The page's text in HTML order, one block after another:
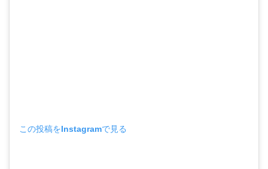
この投稿をInstagramで見る